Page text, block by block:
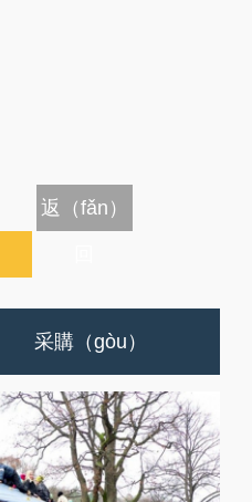
返（fǎn）
采購（gòu）